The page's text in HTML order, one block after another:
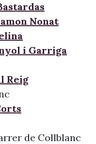
Nonat
i Garriga
Reig
de Collblanc